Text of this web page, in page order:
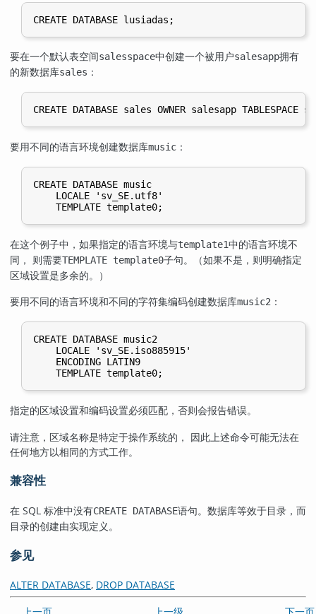
要在一个默认表空间salesspace中创建一个被用户salesapp拥有
的新数据库sales ：
要用不同的语言环境创建数据库music ：
CREATE DATABASE music
    LOCALE 'sv_SE.utf8'
在这个例子中，如果指定的语言环境与template1中的语言环境不
同， 则需要TEMPLATE template0子句。（如果不是，则明确指定
区域设置是多余的。）
要用不同的语言环境和不同的字符集编码创建数据库music2 ：
CREATE DATABASE music2
    LOCALE 'sv_SE.iso885915'
    ENCODING LATIN9
指定的区域设置和编码设置必须匹配，否则会报告错误。
请注意，区域名称是特定于操作系统的， 因此上述命令可能无法在
任何地方以相同的方式工作。
兼容性
在 SQL 标准中没有CREATE DATABASE语句。数据库等效于目录，而
目录的创建由实现定义。
参见
ALTER DATABASE, DROP DATABASE